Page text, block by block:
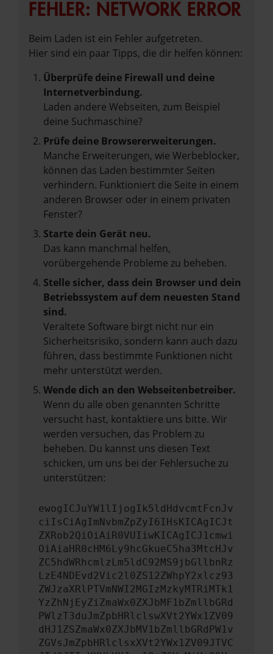
FEHLER: NETWORK ERROR
Beim Laden ist ein Fehler aufgetreten.
Hier sind ein paar Tipps, die dir helfen können:
Überprüfe deine Firewall und deine
Internetverbindung.
Laden andere Webseiten, zum Beispiel
deine Suchmaschine?
Prüfe deine Browsererweiterungen.
Manche Erweiterungen, wie Werbeblocker,
können das Laden bestimmter Seiten
verhindern. Funktioniert die Seite in einem
anderen Browser oder in einem privaten
Fenster?
Starte dein Gerät neu.
Das kann manchmal helfen,
vorübergehende Probleme zu beheben.
Stelle sicher, dass dein Browser und dein
Betriebssystem auf dem neuesten Stand
sind.
Veraltete Software birgt nicht nur ein
Sicherheitsrisiko, sondern kann auch dazu
führen, dass bestimmte Funktionen nicht
mehr unterstützt werden.
Wende dich an den Webseitenbetreiber.
Wenn du alle oben genannten Schritte
versucht hast, kontaktiere uns bitte. Wir
werden versuchen, das Problem zu
beheben. Du kannst uns diesen Text
schicken, um uns bei der Fehlersuche zu
unterstützen:
ewogICJuYW1lIjogIk5ldHdvcmtFcnJv
ciIsCiAgImNvbmZpZyI6IHsKICAgICJt
ZXRob2QiOiAiR0VUIiwKICAgICJ1cmwi
OiAiaHR0cHM6Ly9hcGkueC5ha3MtcHJv
ZC5hdWRhcmlzLm5ldC92MS9jbGllbnRz
LzE4NDEvd2Vic2l0ZS12ZWhpY2xlcz93
ZWJzaXRlPTVmNWI2MGIzMzkyMTRiMTk1
YzZhNjEyZiZmaWx0ZXJbMF1bZmllbGRd
PWlzT3duJmZpbHRlclswXVt2YWx1ZV09
dHJ1ZSZmaWx0ZXJbMV1bZmllbGRdPW1v
ZGVsJmZpbHRlclsxXVt2YWx1ZV09JTVC